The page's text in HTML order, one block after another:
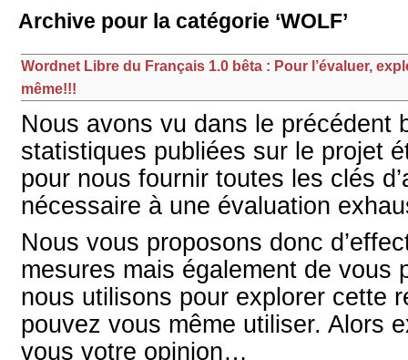
Archive pour la catégorie ‘WOLF’
Wordnet Libre du Français 1.0 bêta : Pour l’évaluer,
même!!!
Nous avons vu dans le précédent
statistiques publiées sur le projet
pour nous fournir toutes les clés
nécessaire à une évaluation
Nous vous proposons donc
mesures mais également de vous
nous utilisons pour explorer cette
pouvez vous même utiliser. Alors
vous votre opinion…